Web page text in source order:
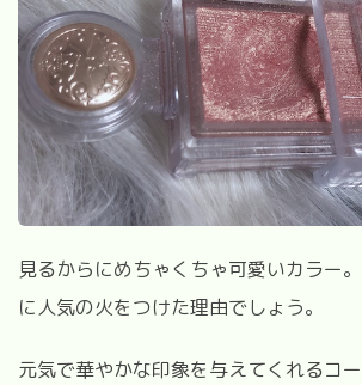
見るからにめちゃくちゃ可愛いカラー
に人気の火をつけた理由でしょう。
元気で華やかな印象を与えてくれるコ